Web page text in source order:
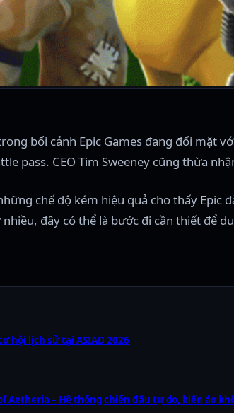
bối cảnh Epic Games đang đối mặt
pass. CEO Tim Sweeney cũng thừa
chế độ kém hiệu quả cho thấy Epic
đây có thể là bước đi cần thiết để
hội lịch sử tại ASIAD 2026
Aetheria – Hệ thống chiến đấu tự do, biến ảo